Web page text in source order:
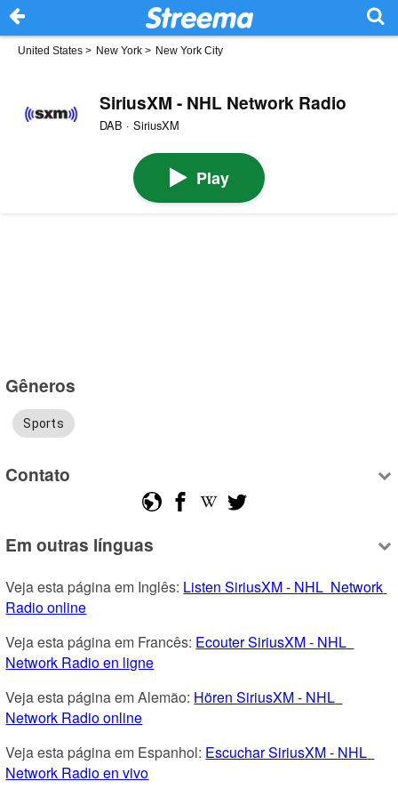
United States > New York > New York City
SiriusXM - NHL Network Radio
DAB · SiriusXM
Play
Gêneros
Sports
Contato
Em outras línguas
Veja esta página em Inglês: Listen SiriusXM - NHL  Network
Radio online
Veja esta página em Francês: Ecouter SiriusXM - NHL
Network Radio en ligne
Veja esta página em Alemão: Hören SiriusXM - NHL
Network Radio online
Veja esta página em Espanhol: Escuchar SiriusXM - NHL
Network Radio en vivo